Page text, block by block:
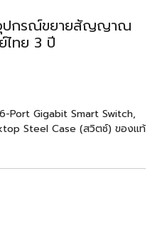
อุปกรณ์ขยายสัญญาณ
ไทย 3 ปี
Port Gigabit Smart Switch,
Steel Case (สวิตซ์) ของแท้